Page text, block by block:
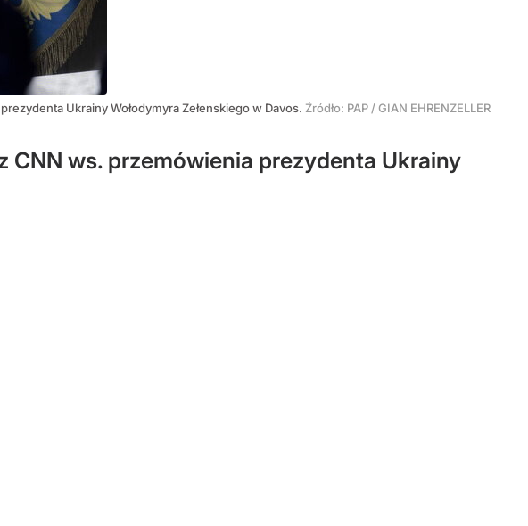
Ukrainy Wołodymyra Zełenskiego w Davos. Źródło: PAP /GIAN EHRENZELLER
CNN ws. przemówienia prezydenta Ukrainy